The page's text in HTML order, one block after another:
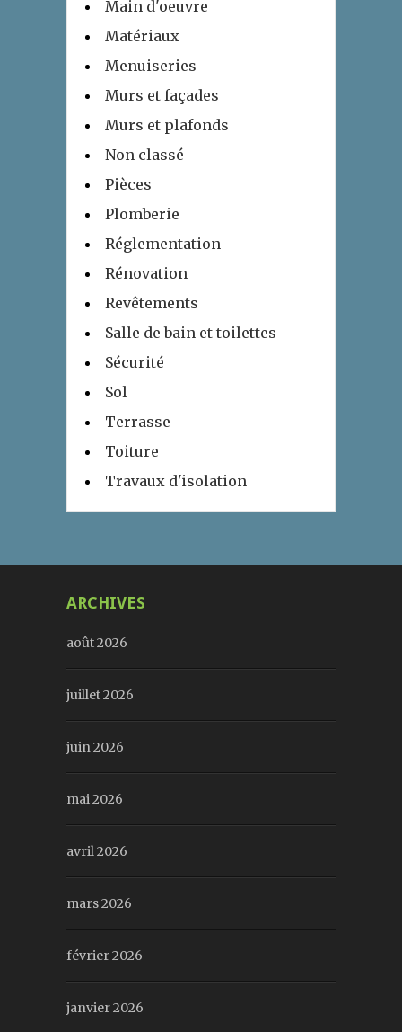
Main d'oeuvre
Matériaux
Menuiseries
Murs et façades
Murs et plafonds
Non classé
Pièces
Plomberie
Réglementation
Rénovation
Revêtements
Salle de bain et toilettes
Sécurité
Sol
Terrasse
Toiture
Travaux d'isolation
ARCHIVES
août 2026
juillet 2026
juin 2026
mai 2026
avril 2026
mars 2026
février 2026
janvier 2026